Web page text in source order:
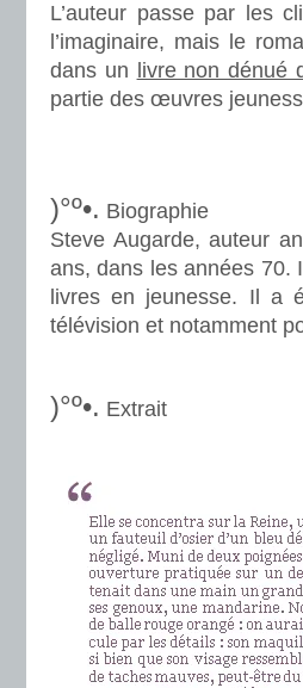
L’auteur passe par les
l’imaginaire, mais le
dans un
livre non dénué
partie des œuvres
)°º•. Biographie
Steve Augarde, auteur
ans, dans les années 70.
livres en jeunesse. Il a
télévision et notamment
)°º•. Extrait